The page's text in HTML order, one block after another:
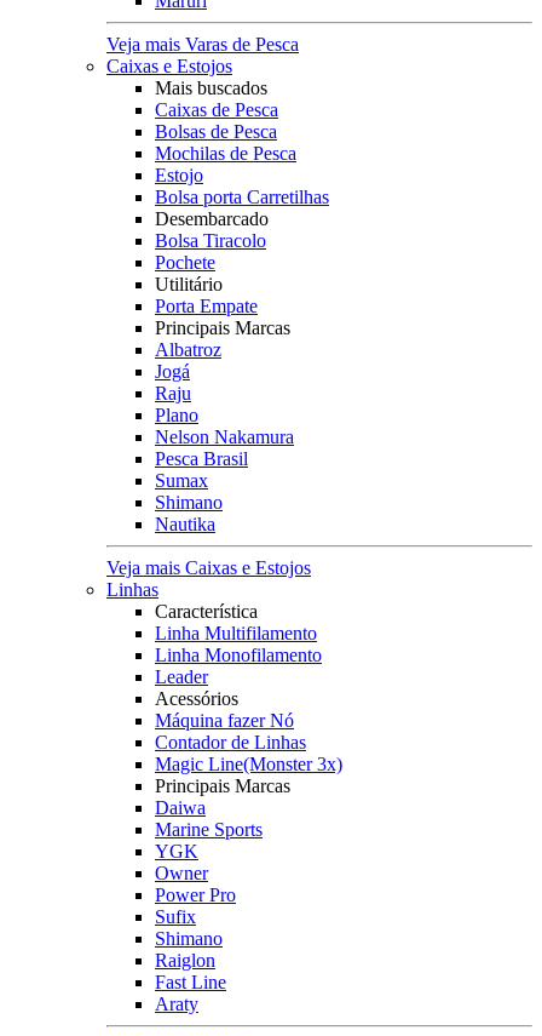
Veja mais Varas de Pesca
Caixas e Estojos
Mais buscados
Caixas de Pesca
Bolsas de Pesca
Mochilas de Pesca
Estojo
Bolsa porta Carretilhas
Desembarcado
Bolsa Tiracolo
Pochete
Utilitário
Porta Empate
Principais Marcas
Albatroz
Jogá
Raju
Plano
Nelson Nakamura
Pesca Brasil
Sumax
Shimano
Nautika
Veja mais Caixas e Estojos
Linhas
Característica
Linha Multifilamento
Linha Monofilamento
Leader
Acessórios
Máquina fazer Nó
Contador de Linhas
Magic Line(Monster 3x)
Principais Marcas
Daiwa
Marine Sports
YGK
Owner
Power Pro
Sufix
Shimano
Raiglon
Fast Line
Araty